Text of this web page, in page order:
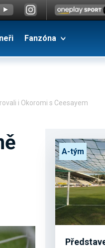
Fanzóna
i Okoromi s Ceesayem
A-tým